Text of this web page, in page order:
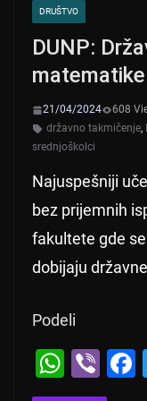
DRUŠTVO
DUNP:
matematike
21/04/2024
608
državno takmičenje,
srednjoškolci
Najuspešniji
bez prijemnih
fakultete gde
dobijaju
Podeli
W
h
Vi
b